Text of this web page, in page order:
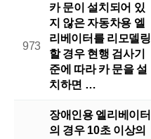
973
카 문이 설치되어 있
지 않은 자동차용 엘
리베이터를 리모델링
할 경우 현행 검사기
준에 따라 카 문을 설
치하면 …
장애인용 엘리베이터
의 경우 10초 이상의